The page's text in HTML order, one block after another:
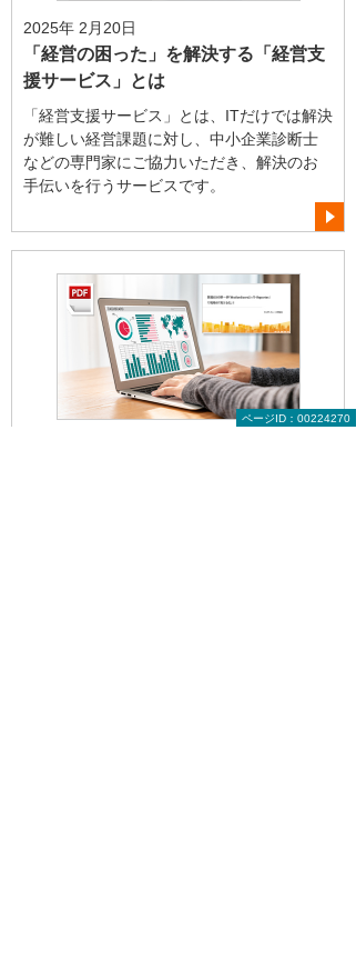
2025年 2月20日
「経営の困った」を解決する「経営支
援サービス」とは
「経営支援サービス」とは、ITだけでは解決
が難しい経営課題に対し、中小企業診断士
などの専門家にご協力いただき、解決のお
手伝いを行うサービスです。
ページID：00224270